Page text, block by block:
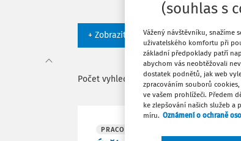
+ Zobrazit předchozích 20
Počet vyhledaných dokumentů: 22
PRACOVNÍ SITUACE
(souhlas s
Vážený návštěvníku, snažíme
uživatelského komfortu při
základní předpoklady patří
abychom vás neobtěžovali
dostatek podnětů, jak web
zpracováním souborů
ve vašem prohlížeči. Předem
ke zlepšování našich služeb a
míru. Oznámení o ochraně